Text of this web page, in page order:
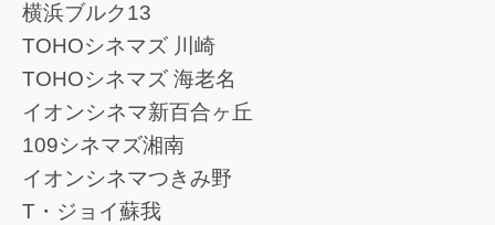
横浜ブルク13
TOHOシネマズ 川崎
TOHOシネマズ 海老名
イオンシネマ新百合ヶ丘
109シネマズ湘南
イオンシネマつきみ野
T・ジョイ蘇我